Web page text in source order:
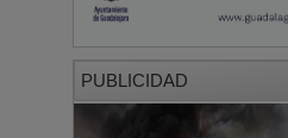
PUBLICIDAD